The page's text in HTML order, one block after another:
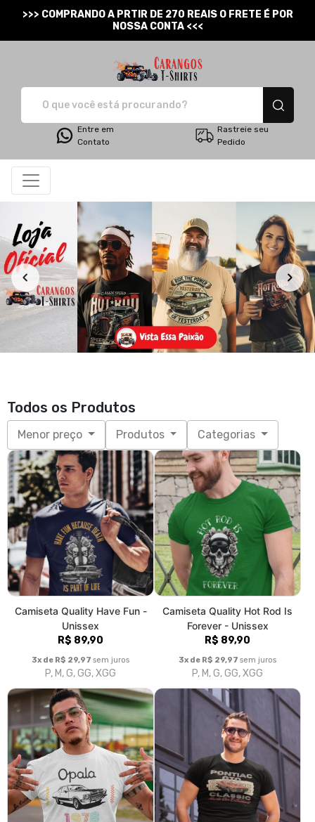
>>> COMPRANDO A PRTIR DE 270 REAIS O FRETE É POR
NOSSA CONTA <<<
Entre em
Contato
Rastreie seu
Pedido
Todos os Produtos
Menor preço Produtos Categorias
Camiseta Quality Have Fun -
Unissex
R$ 89,90
3x de R$ 29,97sem juros
P, M, G, GG, XGG
Camiseta Quality Hot Rod Is
Forever - Unissex
R$ 89,90
sem juros
P, M, G, GG, XGG
Camiseta Quality Opala 1978
Vintage - Estampa Frontal -
Unissex
R$ 89,90
3x de R$ 29,97 sem juros
P, M, G, GG, XGG
Camiseta Quality Pontiac GTO
Classic - Unissex
R$ 89,90
3x de R$ 29,97sem juros
P, M, G, GG, XGG